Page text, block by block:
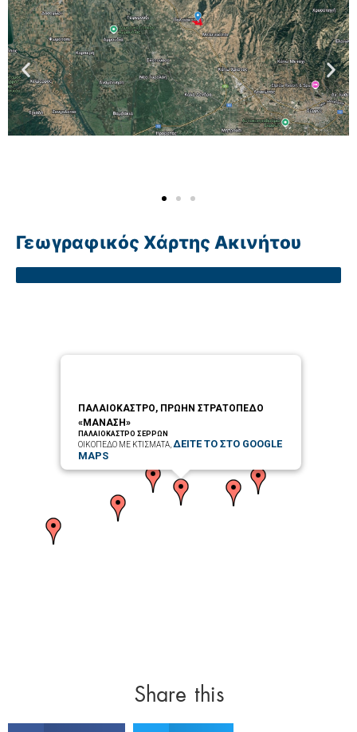
Γεωγραφικός Χάρτης Ακινήτου
ΠΑΛΑΙΟΚΑΣΤΡΟ, ΠΡΩΗΝ ΣΤΡΑΤΟΠΕΔΟ
«ΜΑΝΑΣΗ»
ΠΑΛΑΙΟΚΑΣΤΡΟ ΣΕΡΡΩΝ
ΟΙΚΟΠΕΔΟ ΜΕ ΚΤΙΣΜΑΤΑ, ΔΕΙΤΕ ΤΟ ΣΤΟ GOOGLE
MAPS
Share this